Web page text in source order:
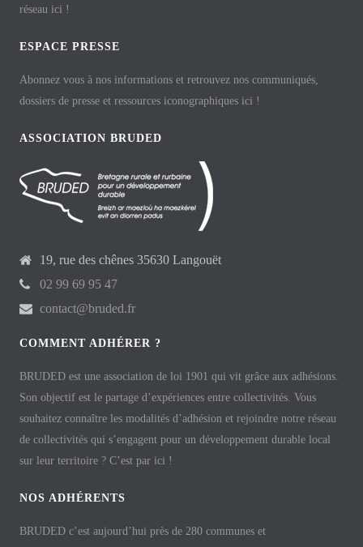
réseau ici !
ESPACE PRESSE
Abonnez vous à nos informations et retrouvez nos communiqués,
dossiers de presse et ressources iconographiques ici !
ASSOCIATION BRUDED
19, rue des chênes 35630 Langouët
02 99 69 95 47
contact@bruded.fr
COMMENT ADHÉRER ?
BRUDED est une association de loi 1901 qui vit grâce aux adhésions.
Son objectif est le partage d’expériences entre collectivités. Vous
souhaitez connaître les modalités d’adhésion et rejoindre notre réseau
de collectivités qui s’engagent pour un développement durable local
sur leur territoire ? C’est par ici !
NOS ADHÉRENTS
BRUDED c’est aujourd’hui près de 280 communes et